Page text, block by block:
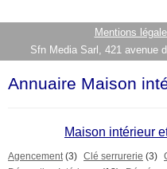
Mentions
Sfn Media Sarl, 421 avenue
Annuaire Maison
Maison intérieur
Agencement (3) Clé serrurerie (3)